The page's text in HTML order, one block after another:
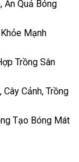
Ăn Quả Bóng
Mạnh
Trồng Sân
Cây Cảnh, Trồng
Tạo Bóng Mát